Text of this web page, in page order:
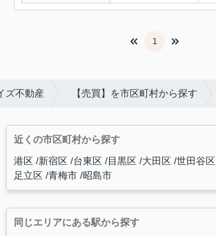
1
ズ不動産 【売買】を市区町村から探す
近くの市区町村から探す
港区 新宿区 台東区 目黒区 大田区 世田谷区
足立区 青梅市 昭島市
同じエリアにある駅から探す